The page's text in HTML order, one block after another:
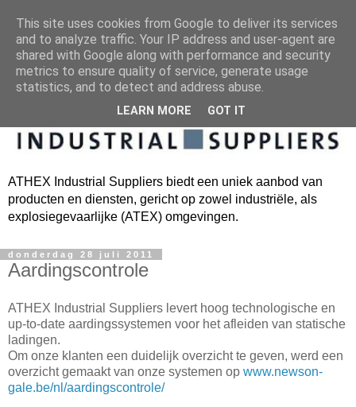
ATHEX Industrial Suppliers biedt een uniek aanbod van
producten en diensten, gericht op zowel industriële, als
explosiegevaarlijke (ATEX) omgevingen.
donderdag 28 juli 2011
Aardingscontrole
ATHEX Industrial Suppliers levert hoog technologische en
up-to-date aardingssystemen voor het afleiden van statische
ladingen.
Om onze klanten een duidelijk overzicht te geven, werd een
overzicht gemaakt van onze systemen op www.newson-
gale.be/nl/aardingscontrole/
This site uses cookies from Google to deliver its services
and to analyze traffic. Your IP address and user-agent are
shared with Google along with performance and security
metrics to ensure quality of service, generate usage
statistics, and to detect and address abuse.
LEARN MORE GOT IT